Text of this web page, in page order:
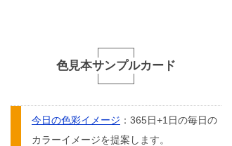
色見本サンプルカード
今日の色彩イメージ ：365日+1日の毎日の
カラーイメージを提案します。